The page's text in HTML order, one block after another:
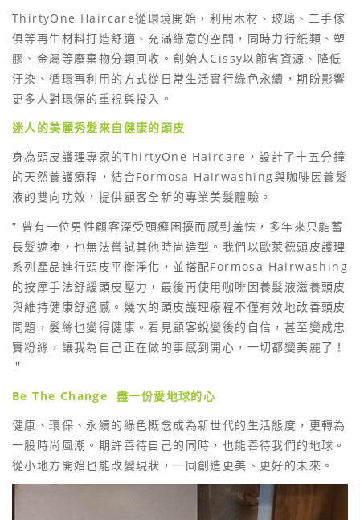
ThirtyOne Haircare從環境開始，利用木材、玻璃、二手傢
俱等再生材料打造舒適、充滿綠意的空間，同時力行紙類、塑
膠、金屬等廢棄物分類回收。創始人Cissy以節省資源、降低
汙染、循環再利用的方式從日常生活實行綠色永續，期盼影響
更多人對環保的重視與投入。
迷人的美麗秀髮來自健康的頭皮
身為頭皮護理專家的ThirtyOne Haircare，設計了十五分鐘
的天然養護療程，結合Formosa Hairwashing與咖啡因養髮
液的雙向功效，提供顧客全新的專業美髮體驗。
“ 曾有一位男性顧客深受頭癬困擾而感到羞怯，多年來只能蓄
長髮遮掩，也無法嘗試其他時尚造型。我們以歐萊德頭皮護理
系列產品進行頭皮平衡淨化，並搭配Formosa Hairwashing
的按摩手法舒緩頭皮壓力，最後再使用咖啡因養髮液滋養頭皮
與維持健康舒適感。幾次的頭皮護理療程不僅有效地改善頭皮
問題，髮絲也變得健康。看見顧客蛻變後的自信，甚至變成忠
實粉絲，讓我為自己正在做的事感到開心，一切都變美麗了！
＂
Be The Change盡一份愛地球的心
健康、環保、永續的綠色概念成為新世代的生活態度，更轉為
一股時尚風潮。期許善待自己的同時，也能善待我們的地球。
從小地方開始也能改變現狀，一同創造更美、更好的未來。